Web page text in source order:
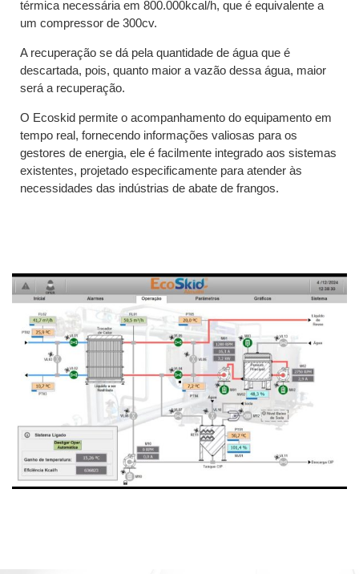
térmica necessária em 800.000kcal/h, que é equivalente a
um compressor de 300cv.
A recuperação se dá pela quantidade de água que é
descartada, pois, quanto maior a vazão dessa água, maior
será a recuperação.
O Ecoskid permite o acompanhamento do equipamento em
tempo real, fornecendo informações valiosas para os
gestores de energia, ele é facilmente integrado aos sistemas
existentes, projetado especificamente para atender às
necessidades das indústrias de abate de frangos.